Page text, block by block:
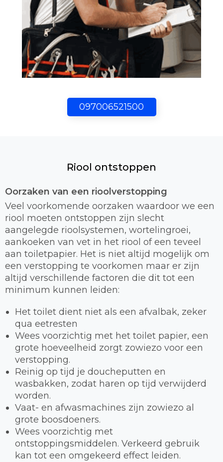
097006521500
Riool ontstoppen
Oorzaken van een rioolverstopping
Veel voorkomende oorzaken waardoor we een
riool moeten ontstoppen zijn slecht
aangelegde rioolsystemen, wortelingroei,
aankoeken van vet in het riool of een teveel
aan toiletpapier. Het is niet altijd mogelijk om
een verstopping te voorkomen maar er zijn
altijd verschillende factoren die dit tot een
minimum kunnen leiden:
Het toilet dient niet als een afvalbak, zeker
qua eetresten
Wees voorzichtig met het toilet papier, een
grote hoeveelheid zorgt zowiezo voor een
verstopping.
Reinig op tijd je doucheputten en
wasbakken, zodat haren op tijd verwijderd
worden.
Vaat- en afwasmachines zijn zowiezo al
grote boosdoeners.
Wees voorzichtig met
ontstoppingsmiddelen. Verkeerd gebruik
kan tot een omgekeerd effect leiden.